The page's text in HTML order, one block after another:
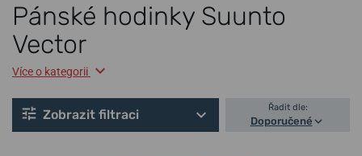
Pánské hodinky Suunto
Vector
Více o kategorii
Zobrazit filtraci Řadit dle:
Doporučené